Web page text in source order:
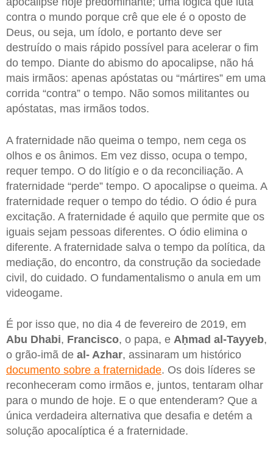
contra o mundo porque crê que ele é o oposto de
Deus, ou seja, um ídolo, e portanto deve ser
destruído o mais rápido possível para acelerar o fim
do tempo. Diante do abismo do apocalipse, não há
mais irmãos: apenas apóstatas ou “mártires” em uma
corrida “contra” o tempo. Não somos militantes ou
apóstatas, mas irmãos todos.
A fraternidade não queima o tempo, nem cega os
olhos e os ânimos. Em vez disso, ocupa o tempo,
requer tempo. O do litígio e o da reconciliação. A
fraternidade “perde” tempo. O apocalipse o queima. A
fraternidade requer o tempo do tédio. O ódio é pura
excitação. A fraternidade é aquilo que permite que os
iguais sejam pessoas diferentes. O ódio elimina o
diferente. A fraternidade salva o tempo da política, da
mediação, do encontro, da construção da sociedade
civil, do cuidado. O fundamentalismo o anula em um
videogame.
É por isso que, no dia 4 de fevereiro de 2019, em
Abu Dhabi, Francisco, o papa, e Aḥmad al-Tayyeb,
o grão-imã de al- Azhar, assinaram um histórico
documento sobre a fraternidade. Os dois líderes se
reconheceram como irmãos e, juntos, tentaram olhar
para o mundo de hoje. E o que entenderam? Que a
única verdadeira alternativa que desafia e detém a
solução apocalíptica é a fraternidade.